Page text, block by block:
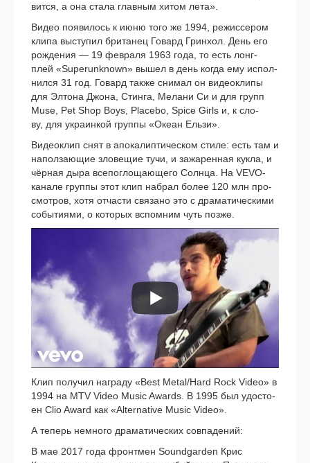
вит­ся, а она ста­ла глав­ным хитом лета».
Видео появи­лось к июню того же 1994, режис­се­ром
кли­па высту­пил бри­та­нец Говард Гринхол. День его
рож­де­ния — 19 фев­ра­ля 1963 года, то есть лонг­
плей «Superunknown» вышел в день когда ему испол­
нил­ся 31 год. Говард так­же сни­мал он видео­кли­пы
для Элтона Джона, Стинга, Мелани Си и для групп
Muse, Pet Shop Boys, Placebo, Spice Girls и, к сло­
ву, для укра­ин­кой груп­пы «Океан Ельзи».
Видеоклип снят в апо­ка­лип­ти­че­ском сти­ле: есть там и
напол­за­ю­щие зло­ве­щие тучи, и зажа­рен­ная кук­ла, и
чёр­ная дыра все­по­гло­ща­ю­ще­го Солнца. На VEVO-
канале груп­пы этот клип набрал более 120 млн про­
смот­ров, хотя отча­сти свя­за­но это с дра­ма­ти­че­ски­ми
собы­ти­я­ми, о кото­рых вспом­ним чуть поз­же.
Клип полу­чил награ­ду «Best Metal/Hard Rock Video» в
1994 на MTV Video Music Awards. В 1995 был удо­сто­
ен Clio Award как «Alternative Music Video».
А теперь немно­го дра­ма­ти­че­ских сов­па­де­ний:
В мае 2017 года фронт­мен Soundgarden Крис